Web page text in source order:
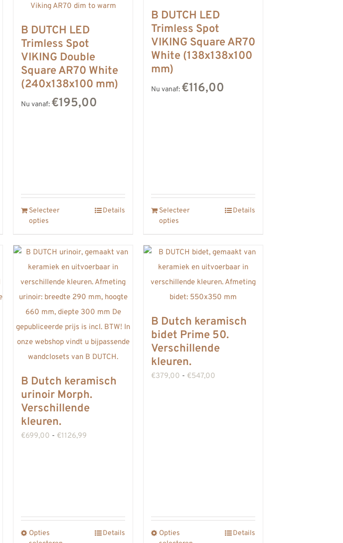
B DUTCH LED
Trimless Spot
VIKING Double
Square AR70 White
(240x138x100 mm)
Nu vanaf: €195,00
Selecteer
opties
Details
B DUTCH LED
Trimless Spot
VIKING Square AR70
White (138x138x100
mm)
Nu vanaf: €116,00
Selecteer
opties
Details
B Dutch keramisch
urinoir Morph.
Verschillende
kleuren.
€699,00 - €1126,99
Opties
Details
B Dutch keramisch
bidet Prime 50.
Verschillende
kleuren.
€379,00 - €547,00
Opties
Details